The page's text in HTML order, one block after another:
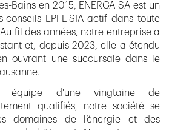
Bains en 2015, ENERGA SA est un
conseils EPFL-SIA actif dans toute
fil des années, notre entreprise a
et, depuis 2023, elle a étendu
ouvrant une succursale dans le
équipe d'une vingtaine de
qualifiés, notre société se
domaines de l’énergie et des